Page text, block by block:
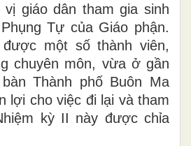
giáo dân tham gia sinh
Tự của Giáo phận.
một số thành viên,
chuyên môn, vừa ở gần
Thành phố Buôn Ma
lợi cho việc đi lại và tham
kỳ II này được chỉa